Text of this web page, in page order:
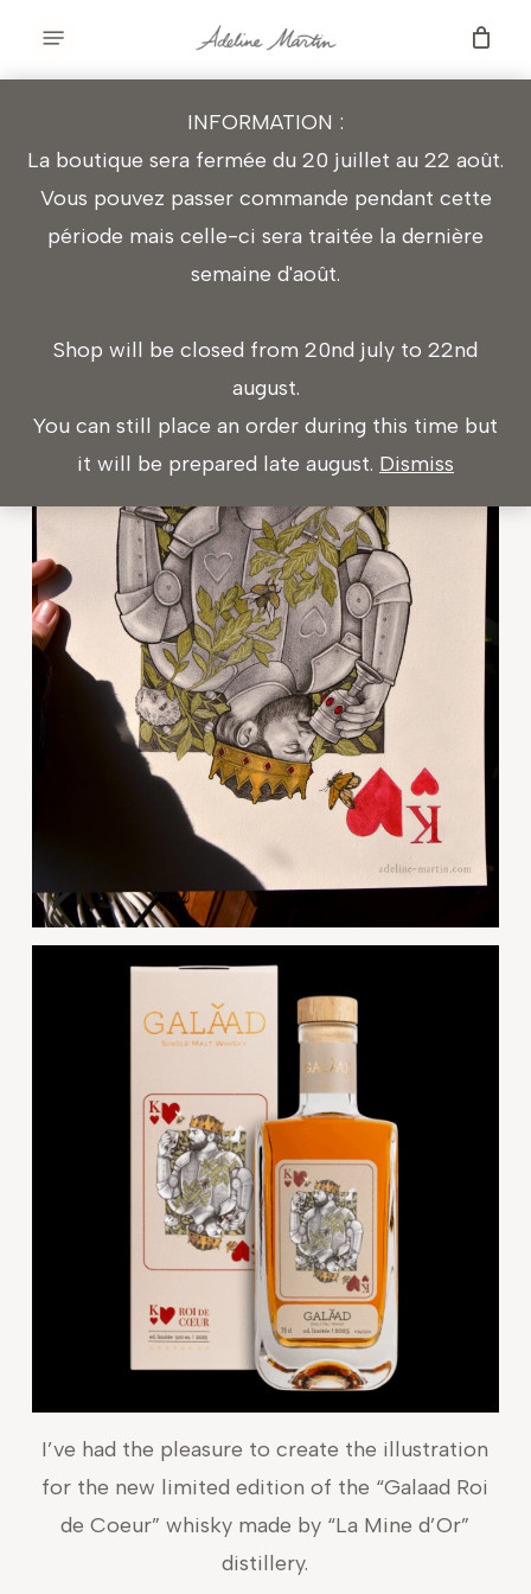
INFORMATION :
La boutique sera fermée du 20 juillet au 22 août.
Vous pouvez passer commande pendant cette
période mais celle-ci sera traitée la dernière
semaine d'août.
Shop will be closed from 20nd july to 22nd
august.
You can still place an order during this time but
it will be prepared late august. Dismiss
“GALAAD” WHISKY
I’ve had the pleasure to create the illustration
for the new limited edition of the “Galaad Roi
de Coeur” whisky made by “La Mine d’Or”
distillery.